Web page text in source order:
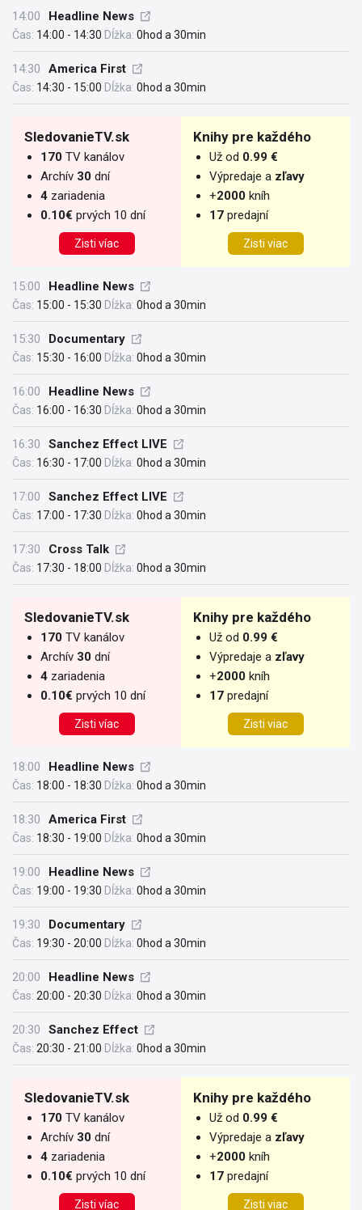
14:00 Headline News
Čas: 14:00 - 14:30 Dĺžka: 0hod a 30min
14:30 America First
Čas: 14:30 - 15:00 Dĺžka: 0hod a 30min
SledovanieTV.sk
170 TV kanálov
Archív 30 dní
4 zariadenia
0.10€ prvých 10 dní
Zisti víac
Knihy pre každého
Už od 0.99 €
Výpredaje a zľavy
+2000 kníh
17 predajní
Zisti viac
15:00 Headline News
Čas: 15:00 - 15:30 Dĺžka: 0hod a 30min
15:30 Documentary
Čas: 15:30 - 16:00 Dĺžka: 0hod a 30min
16:00 Headline News
Čas: 16:00 - 16:30 Dĺžka: 0hod a 30min
16:30 Sanchez Effect LIVE
Čas: 16:30 - 17:00 Dĺžka: 0hod a 30min
17:00 Sanchez Effect LIVE
Čas: 17:00 - 17:30 Dĺžka: 0hod a 30min
17:30 Cross Talk
Čas: 17:30 - 18:00 Dĺžka: 0hod a 30min
SledovanieTV.sk
170 TV kanálov
Archív 30 dní
4 zariadenia
0.10€ prvých 10 dní
Zisti víac
Knihy pre každého
Už od 0.99 €
Výpredaje a zľavy
+2000 kníh
17 predajní
Zisti viac
18:00 Headline News
Čas: 18:00 - 18:30 Dĺžka: 0hod a 30min
18:30 America First
Čas: 18:30 - 19:00 Dĺžka: 0hod a 30min
19:00 Headline News
Čas: 19:00 - 19:30 Dĺžka: 0hod a 30min
19:30 Documentary
Čas: 19:30 - 20:00 Dĺžka: 0hod a 30min
20:00 Headline News
Čas: 20:00 - 20:30 Dĺžka: 0hod a 30min
20:30 Sanchez Effect
Čas: 20:30 - 21:00 Dĺžka: 0hod a 30min
SledovanieTV.sk
170 TV kanálov
Archív 30 dní
4 zariadenia
0.10€ prvých 10 dní
Zisti víac
Knihy pre každého
Už od 0.99 €
Výpredaje a zľavy
+2000 kníh
17 predajní
Zisti viac